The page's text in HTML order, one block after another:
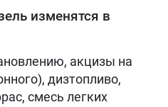
изменятся в
акцизы на
дизтопливо,
смесь легких